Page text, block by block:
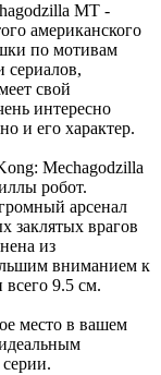
MT -
американского
по мотивам
свой
интересно
и его характер.
Mechagodzilla
робот.
арсенал
заклятых врагов
из
вниманием к
9.5 см.
место в вашем